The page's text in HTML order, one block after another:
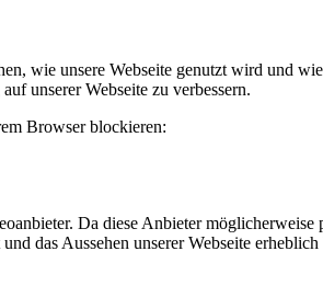
wie unsere Webseite genutzt wird und
unserer Webseite zu verbessern.
Browser blockieren:
Da diese Anbieter
das Aussehen unserer Webseite